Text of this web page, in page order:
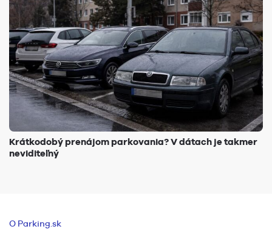
Krátkodobý prenájom parkovania? V dátach je takmer
neviditeľný
O Parking.sk